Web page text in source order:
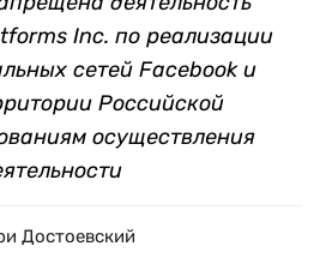
Inc. по реализации
сетей Facebook и
Российской
осуществления
Достоевский